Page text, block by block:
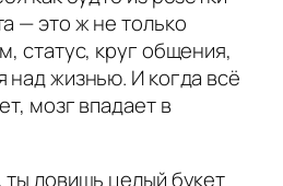
— это ж не только
статус, круг общения,
над жизнью. И когда всё
мозг впадает в
ловишь целый букет